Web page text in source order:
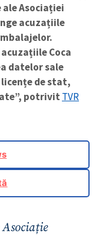
Asociației
acuzațiile
Coca
datelor sale
de stat,
potrivit TVR